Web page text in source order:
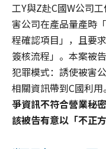
工Y與Z赴C國W公司
害公司在產品量產時
程確認項目」，且要
簽核流程」。本案被
犯罪模式：誘使被害
相關資訊帶到C國利用。
爭資訊不符合營業秘
該被告有意以「不正